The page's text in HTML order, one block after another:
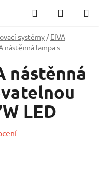
Hledat
KOŠÍK
systémy / EIVA
nástěnná lampa s
nástěnná
LED